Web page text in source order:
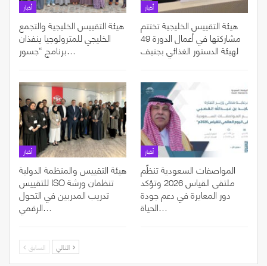
أخبار
هيئة التقييس الخليجية والتجمع
الخليجي للمترولوجيا ينفذان
برنامج “جسور…
أخبار
هيئة التقييس الخليجية تختتم
مشاركتها في أعمال الدورة 49
لهيئة الدستور الغذائي بجنيف
أخبار
هيئة التقييس والمنظمة الدولية
للتقييس ISO تنظمان ورشة
تدريب المدربين في التحول
الرقمي…
أخبار
المواصفات السعودية تنظّم
ملتقى القياس 2026 وتؤكد
دور المعايرة في دعم جودة
الحياة…
السابق